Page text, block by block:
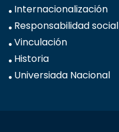
Internacionalización
Responsabilidad social
Vinculación
Historia
Universiada Nacional